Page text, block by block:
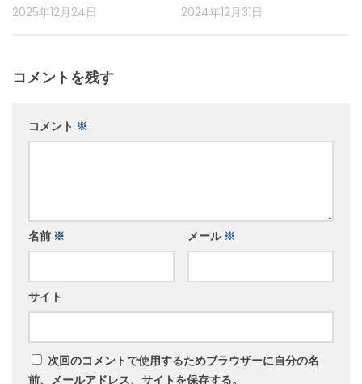
2025年12月24日 2024年12月31日
コメントを残す
コメント ※
名前 ※ メール ※
サイト
次回のコメントで使用するためブラウザーに自分の名
前、メールアドレス、サイトを保存する。